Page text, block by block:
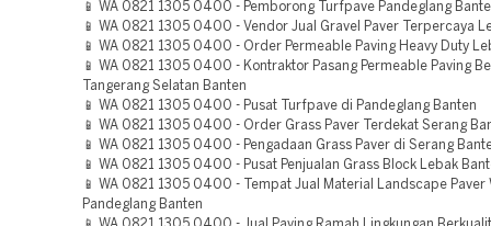
📱 WA 0821 1305 0400 - Pemborong Turfpave Pandeglang
📱 WA 0821 1305 0400 - Vendor Jual Gravel Paver Terpercaya
📱 WA 0821 1305 0400 - Order Permeable Paving Heavy Duty
📱 WA 0821 1305 0400 - Kontraktor Pasang Permeable Paving
Tangerang Selatan Banten
📱 WA 0821 1305 0400 - Pusat Turfpave di Pandeglang Banten
📱 WA 0821 1305 0400 - Order Grass Paver Terdekat Serang
📱 WA 0821 1305 0400 - Pengadaan Grass Paver di Serang
📱 WA 0821 1305 0400 - Pusat Penjualan Grass Block Lebak
📱 WA 0821 1305 0400 - Tempat Jual Material Landscape Paver
Pandeglang Banten